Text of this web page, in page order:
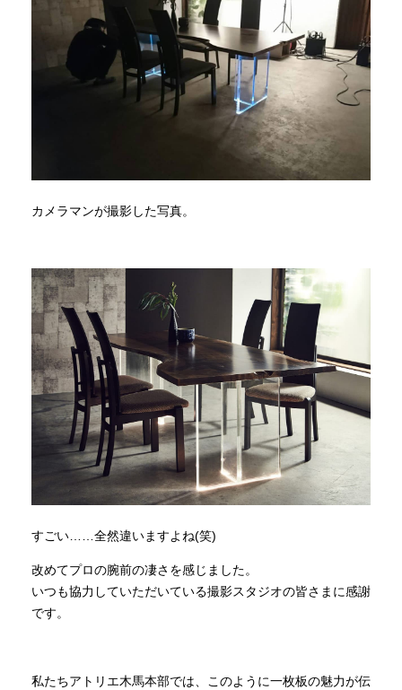
カメラマンが撮影した写真。
すごい……全然違いますよね(笑)
改めてプロの腕前の凄さを感じました。
いつも協力していただいている撮影スタジオの皆さまに感謝
です。
私たちアトリエ木馬本部では、このように一枚板の魅力が伝